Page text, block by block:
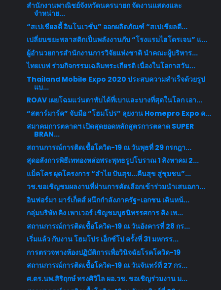
สำนักงานพาณิชย์จังหวัดนครนายก จัดงานแสดงและ
จำหน่าย...
“สเปเชียลตี้ อินโนเวชั่น” ออกผลิตภัณฑ์ “สเปเชียลตี...
เปลี่ยนขยะพลาสติกเป็นพลังงานกับ “โรงแรมไฮโดรเจน” แ...
ผู้อำนวยการสำนักงานการวิจัยแห่งชาติ นำคณะผู้บริหาร...
ไทยเบฟ ร่วมกิจกรรมเฉลิมพระเกียรติ เนื่องในโอกาสวัน...
Thailand Mobile Expo 2020 ประสบความสำเร็จด้วยรูป
แบ...
ROAV เผยโฉมแว่นตาพับได้ที่เบาและบางที่สุดในโลก เอา...
“สตาร์มาร์ค” จับมือ “โฮมโปร” ลุยงาน Homepro Expo ค...
สมาคมการตลาดฯ เปิดสุดยอดหลักสูตรการตลาด SUPER
BRAN...
สถานการณ์การติดเชื้อโควิด-19 ณ วันพุธที่ 29 กรกฎา...
สุดอลังการพิธีเททองหล่อพระพุทธรูปโบราณ 1 สิงหาคม 2...
แม็คโคร ผุดโครงการ “ลำไย ปันสุข...คืนสุข สู่ชุมชน”...
วช.ขอเชิญชมผลงานที่ผ่านการคัดเลือกเข้าร่วมนำเสนอภา...
อินฟอร์มา มาร์เก็ตส์ ผนึกกำลังภาครัฐ-เอกชน เดินหน้...
กลุ่มบริษัท คิง เพาเวอร์ เชิญชมบูธนิทรรศการ คิง เพ...
สถานการณ์การติดเชื้อโควิด-19 ณ วันอังคารที่ 28 กร...
เริ่มแล้ว กับงาน โฮมโปร เอ็กซ์โป ครั้งที่ 31 มหกรร...
การตรวจทางห้องปฏิบัติการเพื่อวินิจฉัยโรคโควิด-19
สถานการณ์การติดเชื้อโควิด-19 ณ วันจันทร์ที่ 27 กร...
ศ.ดร.นพ.สิริฤกษ์ ทรงศิวิไล ผอ.วช. ขอเชิญร่วมงาน ม...